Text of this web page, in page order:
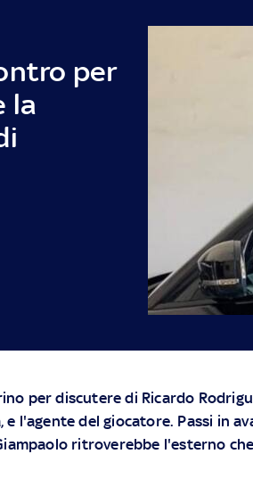
per
la
per discutere di Ricardo
e l'agente del giocatore. Passi in
ritroverebbe l'esterno